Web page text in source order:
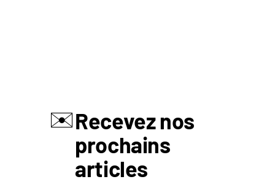
✉️Recevez nos
prochains
articles